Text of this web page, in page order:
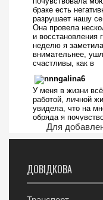
Для
ДОВІДКОВА